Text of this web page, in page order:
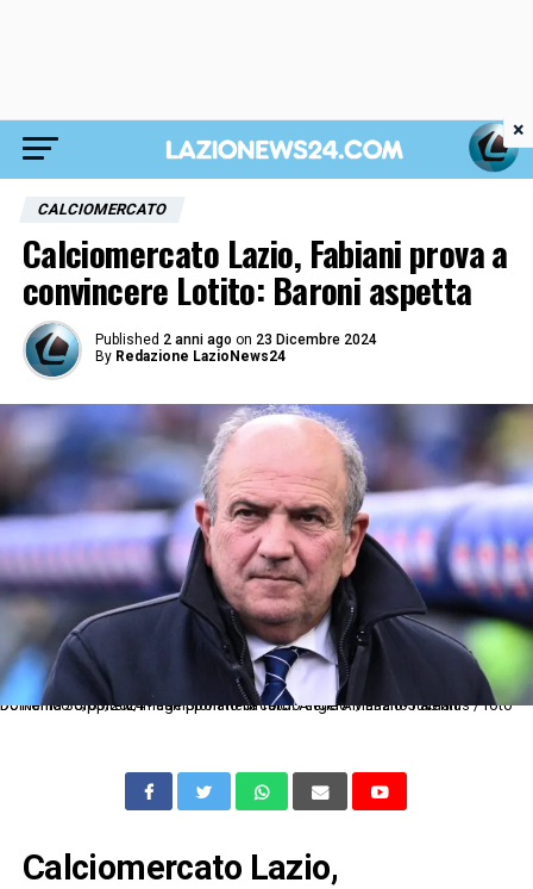
CALCIOMERCATO
Calciomercato Lazio, Fabiani prova a
convincere Lotito: Baroni aspetta
Published 2 anni ago on 23 Dicembre 2024
By Redazione LazioNews24
Dc Roma 30/03/2024 - campionato di calcio serie A / Lazio-Juventus / foto Domenico Cippitelli/Image Sport nella foto: Angelo Mariano Fabiani
Calciomercato Lazio,
×